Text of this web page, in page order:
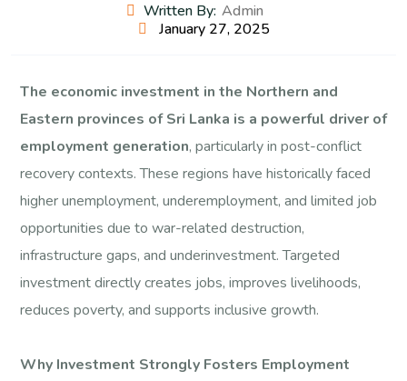
Written By: Admin
January 27, 2025
The economic investment in the Northern and
Eastern provinces of Sri Lanka is a powerful driver of
employment generation, particularly in post-conflict
recovery contexts. These regions have historically faced
higher unemployment, underemployment, and limited job
opportunities due to war-related destruction,
infrastructure gaps, and underinvestment. Targeted
investment directly creates jobs, improves livelihoods,
reduces poverty, and supports inclusive growth.
Why Investment Strongly Fosters Employment